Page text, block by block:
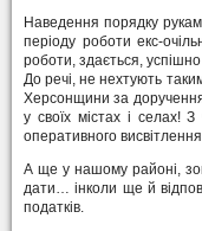
Наведення порядку
періоду роботи екс-
роботи, здається,
До речі, не нехтують
Херсонщини за
у своїх містах і селах!
оперативного
А ще у нашому районі,
дати… інколи ще й
податків.